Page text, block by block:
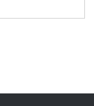
蒸汽发生器设备